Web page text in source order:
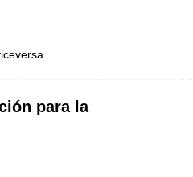
para la